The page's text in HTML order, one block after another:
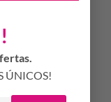
ÚNICOS!